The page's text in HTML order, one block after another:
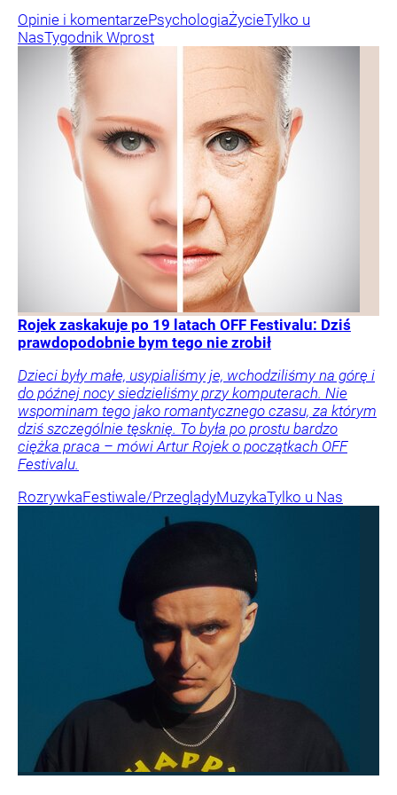
Opinie i komentarzePsychologiaŻycieTylko u
NasTygodnik Wprost
Rojek zaskakuje po 19 latach OFF Festivalu: Dziś
prawdopodobnie bym tego nie zrobił
Dzieci były małe, usypialiśmy je, wchodziliśmy na górę i
do późnej nocy siedzieliśmy przy komputerach. Nie
wspominam tego jako romantycznego czasu, za którym
dziś szczególnie tęsknię. To była po prostu bardzo
ciężka praca – mówi Artur Rojek o początkach OFF
Festivalu.
RozrywkaFestiwale/PrzeglądyMuzykaTylko u Nas